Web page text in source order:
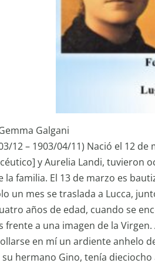
Galgani
12 – 1903/04/11) Nació el 12
y Aurelia Landi, tuvieron
la familia. El 13 de marzo es
un mes se traslada a Lucca,
años de edad, cuando se
frente a una imagen de la
en mí un ardiente anhelo
hermano Gino, tenía